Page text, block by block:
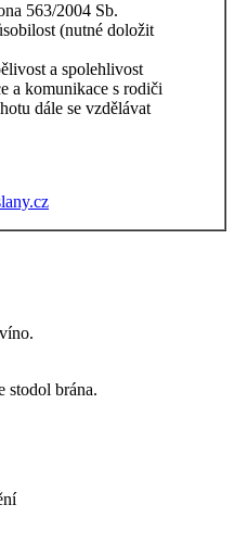
563/2004 Sb.
(nutné doložit
a spolehlivost
a komunikace s rodiči
dále se vzdělávat
stodol brána.